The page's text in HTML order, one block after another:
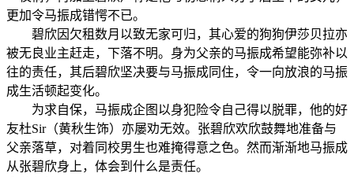
更加令马振成错愕不已。
碧欣因欠租数月以致无家可归，其心爱的狗狗伊莎贝拉亦
被无良业主赶走，下落不明。身为父亲的马振成希望能弥补以
往的责任，其后碧欣坚决要与马振成同住，令一向放浪的马振
成生活顿起变化。
为求自保，马振成企图以身犯险令自己得以脱罪，他的好
友杜Sir（黄秋生饰）亦屡劝无效。张碧欣欢欣鼓舞地准备与
父亲落草，对着同校男生也难掩得意之色。然而渐渐地马振成
从张碧欣身上，体会到什么是责任。